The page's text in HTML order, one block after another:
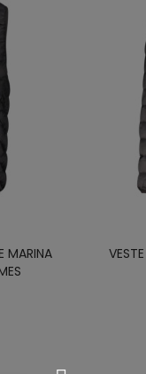
MARINA